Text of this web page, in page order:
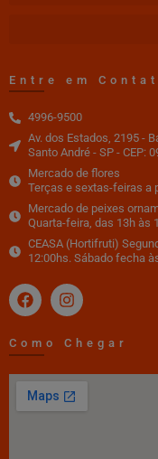
Entre em
4996-9500
Av. dos Estados, 2195 -
Santo André - SP - CEP:
Mercado de flores
Terças e sextas-feiras a
Mercado de peixes
Quarta-feira, das 13h às
CEASA (Hortifruti)
12:00hs. Sábado fecha
Como Chegar